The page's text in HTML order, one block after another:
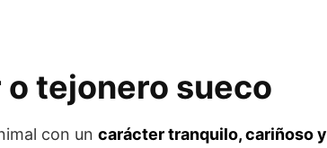
tejonero sueco
con un carácter tranquilo, cariñoso y